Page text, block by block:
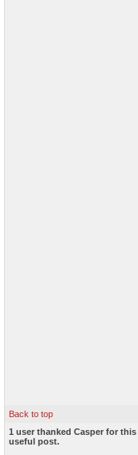
Back to top
1 user thanked Casper for this
useful post.